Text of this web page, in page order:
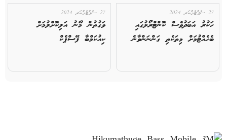
27 ސެޕްޓެމްބަރ 2024
ހަކުރު އަބަދުވެސް ކޮންޓްރޯލުގައި
ބެހެއްޓުމަށް މިތަކެތި ގަންނަންވާނެ
27 ސެޕްޓެމްބަރ 2024
ވަގުތުން މޫނު އަލިކޮށްލުމަށް
ކިއުކަމްބާ ފޭސްޕެކް